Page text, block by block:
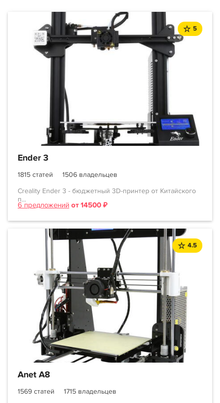
5
Ender 3
1815 статей
1506 владельцев
Creality Ender 3 - бюджетный 3D-принтер от Китайского
п...
6 предложений от 14500 ₽
4.5
Anet A8
1569 статей
1715 владельцев